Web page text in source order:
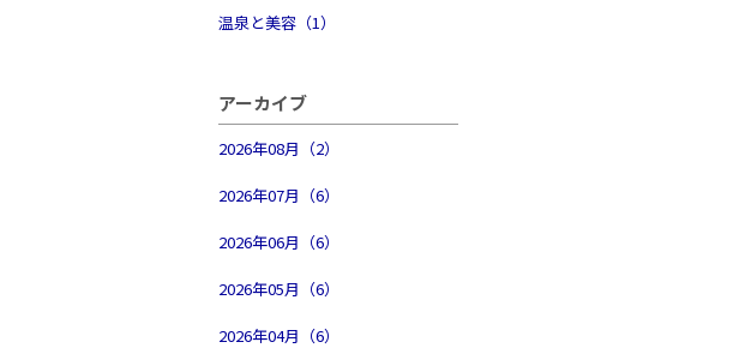
温泉と美容（1）
アーカイブ
2026年08月（2）
2026年07月（6）
2026年06月（6）
2026年05月（6）
2026年04月（6）